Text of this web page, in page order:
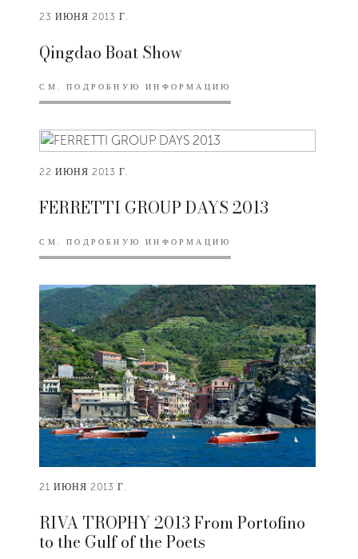
23 ИЮНЯ 2013 Г.
Qingdao Boat Show
СМ. ПОДРОБНУЮ ИНФОРМАЦИЮ
22 ИЮНЯ 2013 Г.
FERRETTI GROUP DAYS 2013
СМ. ПОДРОБНУЮ ИНФОРМАЦИЮ
21 ИЮНЯ 2013 Г.
RIVA TROPHY 2013 From Portofino
to the Gulf of the Poets